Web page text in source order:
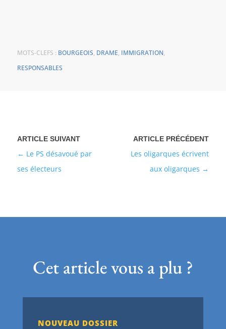
MOTS-CLEFS : BOURGEOIS, DRAME, IMMIGRATION,
RESPONSABLES
Les oligarques écrivent
aux oligarques
Le PS désavoué par
ses électeurs
Cet article vous a plu ?
NOUVEAU DOSSIER